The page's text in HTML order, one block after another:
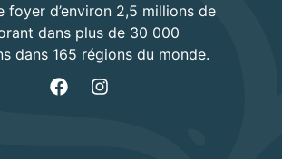
foyer d’environ 2,5 millions de
dans plus de 30 000
dans 165 régions du monde.